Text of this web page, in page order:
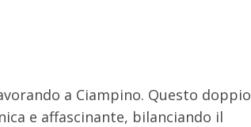
a Ciampino. Questo doppio
e affascinante, bilanciando il